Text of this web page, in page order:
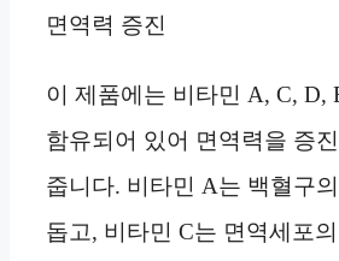
면역력 증진
이 제품에는 비타민 A, C, D,
함유되어 있어 면역력을 증
줍니다. 비타민 A는 백혈구
돕고, 비타민 C는 면역세포